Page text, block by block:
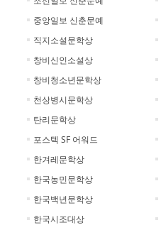
중앙일보 신춘문예
직지소설문학상
창비신인소설상
창비청소년문학상
천상병시문학상
탄리문학상
포스텍 SF 어워드
한겨레문학상
한국농민문학상
한국백년문학상
한국시조대상